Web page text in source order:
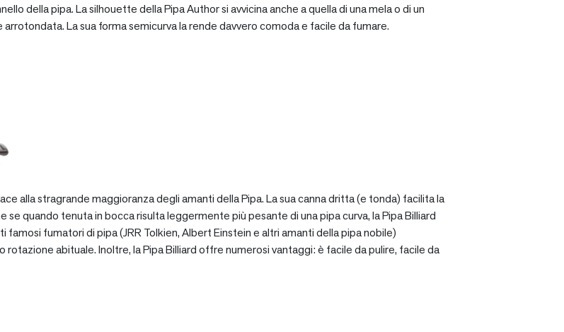
della pipa. La silhouette della Pipa Author si avvicina anche a quella di una mela o di un
La sua forma semicurva la rende davvero comoda e facile da fumare.
alla stragrande maggioranza degli amanti della Pipa. La sua canna dritta (e tonda) facilita la
quando tenuta in bocca risulta leggermente più pesante di una pipa curva, la Pipa Billiard
fumatori di pipa (JRR Tolkien, Albert Einstein e altri amanti della pipa nobile)
abituale. Inoltre, la Pipa Billiard offre numerosi vantaggi: è facile da pulire, facile da